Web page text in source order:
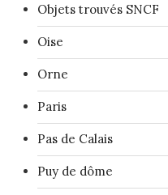
Objets trouvés SNCF
Oise
Orne
Paris
Pas de Calais
Puy de dôme